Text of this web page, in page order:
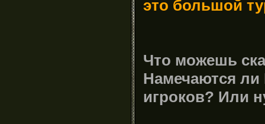
это большой
Что можешь
Намечаются ли
игроков? Или